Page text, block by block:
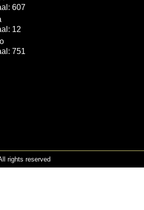
607
12
751
rights reserved